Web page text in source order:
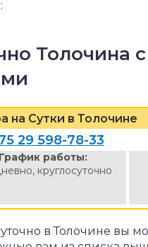
Толочина
на Сутки в Толочине
29 598-78-33
График работы:
круглосуточно
в Толочине вы